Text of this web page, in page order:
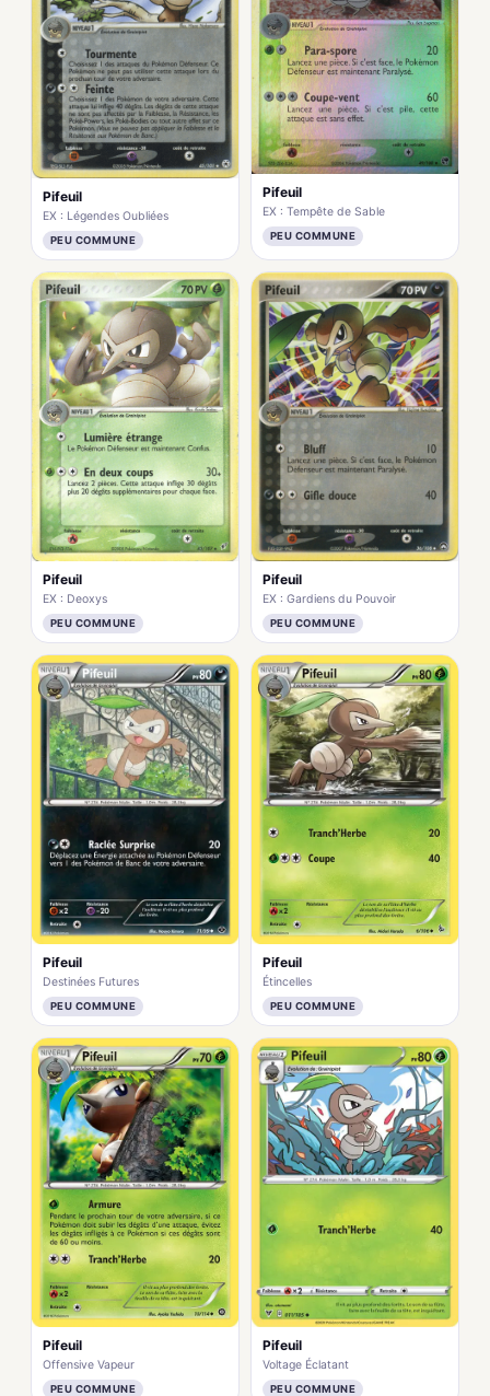
Pifeuil
EX : Légendes Oubliées
PEU COMMUNE
Pifeuil
EX : Tempête de Sable
PEU COMMUNE
Pifeuil
EX : Deoxys
PEU COMMUNE
Pifeuil
EX : Gardiens du Pouvoir
PEU COMMUNE
Pifeuil
Destinées Futures
PEU COMMUNE
Pifeuil
Étincelles
PEU COMMUNE
Pifeuil
Offensive Vapeur
PEU COMMUNE
Pifeuil
Voltage Éclatant
PEU COMMUNE